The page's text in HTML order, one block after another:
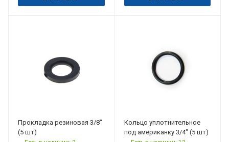
Прокладка резиновая 3/8"
(5 шт)
Кольцо уплотнительное
под американку 3/4" (5 шт)